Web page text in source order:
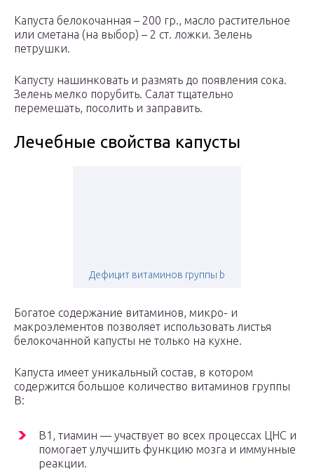
Капуста белокочанная – 200 гр., масло растительное
или сметана (на выбор) – 2 ст. ложки. Зелень
петрушки.
Капусту нашинковать и размять до появления сока.
Зелень мелко порубить. Салат тщательно
перемешать, посолить и заправить.
Лечебные свойства капусты
Дефицит витаминов группы b
Богатое содержание витаминов, микро- и
макроэлементов позволяет использовать листья
белокочанной капусты не только на кухне.
Капуста имеет уникальный состав, в котором
содержится большое количество витаминов группы
В:
B1, тиамин — участвует во всех процессах ЦНС и
помогает улучшить функцию мозга и иммунные
реакции.